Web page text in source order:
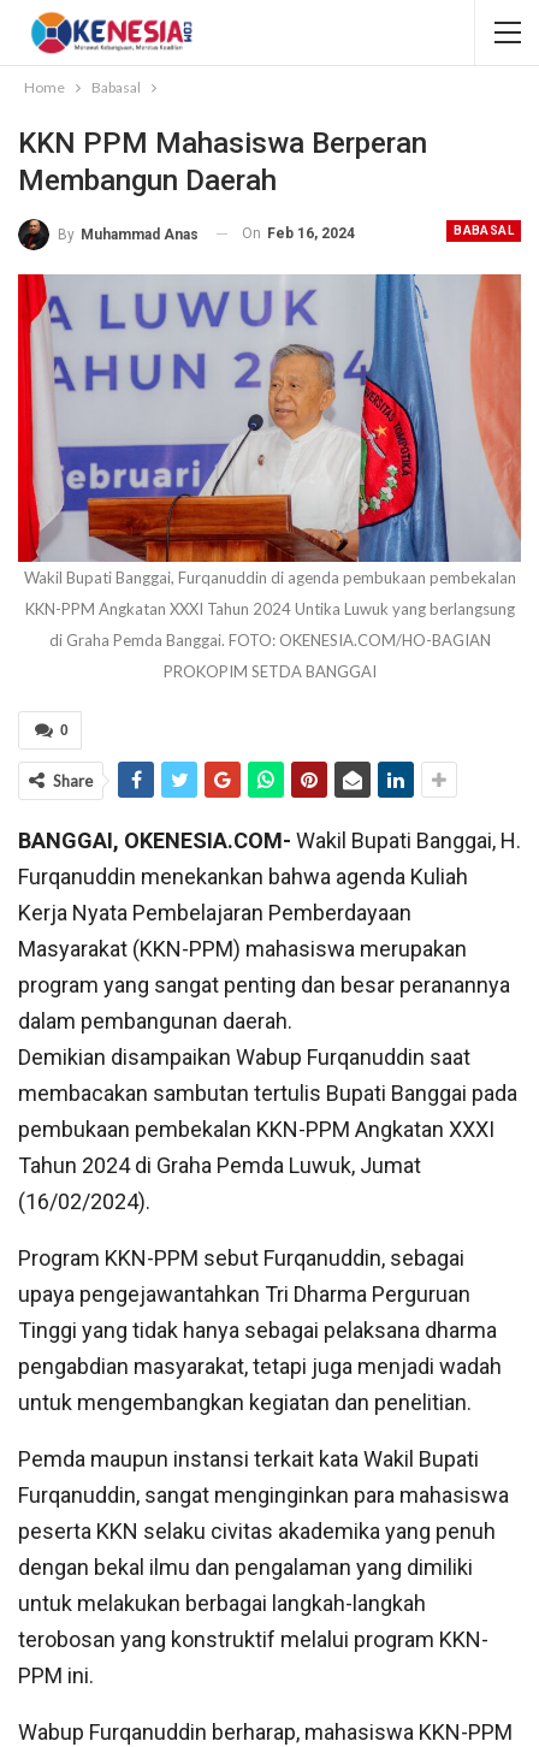
Home Babasal
KKN PPM Mahasiswa Berperan
Membangun Daerah
BABASAL
By Muhammad Anas On Feb 16, 2024
Wakil Bupati Banggai, Furqanuddin di agenda pembukaan pembekalan
KKN-PPM Angkatan XXXI Tahun 2024 Untika Luwuk yang berlangsung
di Graha Pemda Banggai. FOTO: OKENESIA.COM/HO-BAGIAN
PROKOPIM SETDA BANGGAI
0
Share
BANGGAI, OKENESIA.COM- Wakil Bupati Banggai, H.
Furqanuddin menekankan bahwa agenda Kuliah
Kerja Nyata Pembelajaran Pemberdayaan
Masyarakat (KKN-PPM) mahasiswa merupakan
program yang sangat penting dan besar peranannya
dalam pembangunan daerah.
Demikian disampaikan Wabup Furqanuddin saat
membacakan sambutan tertulis Bupati Banggai pada
pembukaan pembekalan KKN-PPM Angkatan XXXI
Tahun 2024 di Graha Pemda Luwuk, Jumat
(16/02/2024).
Program KKN-PPM sebut Furqanuddin, sebagai
upaya pengejawantahkan Tri Dharma Perguruan
Tinggi yang tidak hanya sebagai pelaksana dharma
pengabdian masyarakat, tetapi juga menjadi wadah
untuk mengembangkan kegiatan dan penelitian.
Pemda maupun instansi terkait kata Wakil Bupati
Furqanuddin, sangat menginginkan para mahasiswa
peserta KKN selaku civitas akademika yang penuh
dengan bekal ilmu dan pengalaman yang dimiliki
untuk melakukan berbagai langkah-langkah
terobosan yang konstruktif melalui program KKN-
PPM ini.
Wabup Furqanuddin berharap, mahasiswa KKN-PPM